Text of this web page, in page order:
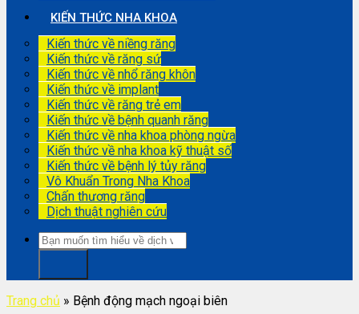
KIẾN THỨC NHA KHOA
Kiến thức về niềng răng
Kiến thức về răng sứ
Kiến thức về nhổ răng khôn
Kiến thức về implant
Kiến thức về răng trẻ em
Kiến thức về bệnh quanh răng
Kiến thức về nha khoa phòng ngừa
Kiến thức về nha khoa kỹ thuật số
Kiến thức về bệnh lý tủy răng
Vô Khuẩn Trong Nha Khoa
Chấn thương răng
Dịch thuật nghiên cứu
Trang chủ » Bệnh động mạch ngoại biên